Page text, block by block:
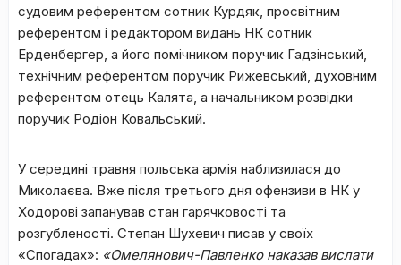
судовим референтом сотник Курдяк, просвітним
референтом і редактором видань НК сотник
Ерденбергер, а його помічником поручик Гадзінський,
технічним референтом поручик Рижевський, духовним
референтом отець Калята, а начальником розвідки
поручик Родіон Ковальський.
У середині травня польська армія наблизилася до
Миколаєва. Вже після третього дня офензиви в НК у
Ходорові запанував стан гарячковості та
розгубленості. Степан Шухевич писав у своїх
«Спогадах»: «Омелянович-Павленко наказав вислати